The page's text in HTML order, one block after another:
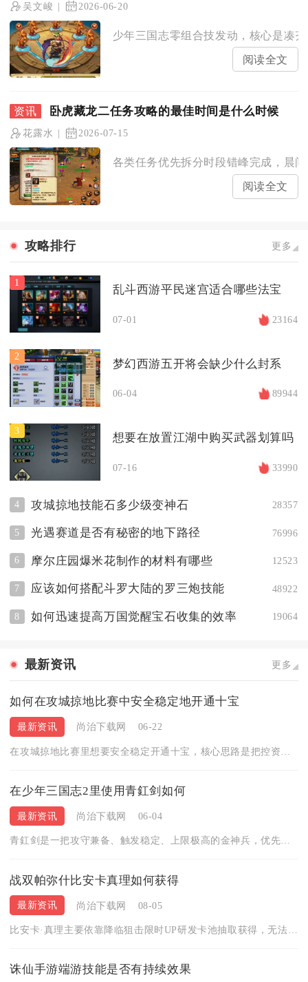
吴文峻 2026-06-20
少年三国志零组合技发动，核心是凑
阅读全文
卧虎藏龙二任务攻略的最佳时间是什么时候
花露水 2026-07-15
各类任务优先拆分时段错峰完成，晨
阅读全文
攻略排行 更多
1
乱斗西游平民迷宫适合哪些法宝
07-01 23164
2
梦幻西游五开将会缺少什么封系
06-04 89944
3
想要在放置江湖中购买武器划算吗
07-16 33990
4 攻城掠地技能石多少级变神石 28357
5 光遇赛道是否有秘密的地下路径 76996
6 摩尔庄园爆米花制作的材料有哪些 12523
7 应该如何搭配斗罗大陆的罗三炮技能 48922
8 如何迅速提高万国觉醒宝石收集的效率 19064
最新资讯 更多
如何在攻城掠地比赛中安全稳定地开通十宝
最新资讯 尚治下载网 06-22
在少年三国志2里使用青釭剑如何
最新资讯 尚治下载网 06-04
青釭剑是一把攻守兼备、触发稳定、上限极高的金神兵，优先给赵云...
战双帕弥什比安卡真理如何获得
最新资讯 尚治下载网 08-05
诛仙手游端游技能是否有持续效果